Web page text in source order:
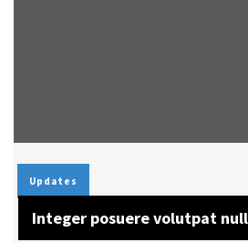
Updates
Integer posuere volutpat